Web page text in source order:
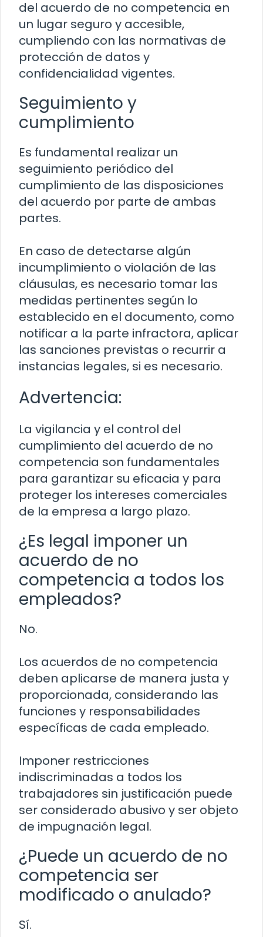
del acuerdo de no competencia en
un lugar seguro y accesible,
cumpliendo con las normativas de
protección de datos y
confidencialidad vigentes.
Seguimiento y
cumplimiento
Es fundamental realizar un
seguimiento periódico del
cumplimiento de las disposiciones
del acuerdo por parte de ambas
partes.
En caso de detectarse algún
incumplimiento o violación de las
cláusulas, es necesario tomar las
medidas pertinentes según lo
establecido en el documento, como
notificar a la parte infractora, aplicar
las sanciones previstas o recurrir a
instancias legales, si es necesario.
Advertencia:
La vigilancia y el control del
cumplimiento del acuerdo de no
competencia son fundamentales
para garantizar su eficacia y para
proteger los intereses comerciales
de la empresa a largo plazo.
¿Es legal imponer un
acuerdo de no
competencia a todos los
empleados?
No.
Los acuerdos de no competencia
deben aplicarse de manera justa y
proporcionada, considerando las
funciones y responsabilidades
específicas de cada empleado.
Imponer restricciones
indiscriminadas a todos los
trabajadores sin justificación puede
ser considerado abusivo y ser objeto
de impugnación legal.
¿Puede un acuerdo de no
competencia ser
modificado o anulado?
Sí.